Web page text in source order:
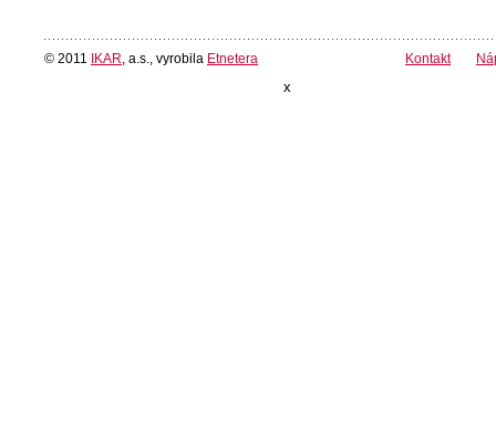
© 2011 IKAR , a.s., vyrobila Etnetera Kontakt
x